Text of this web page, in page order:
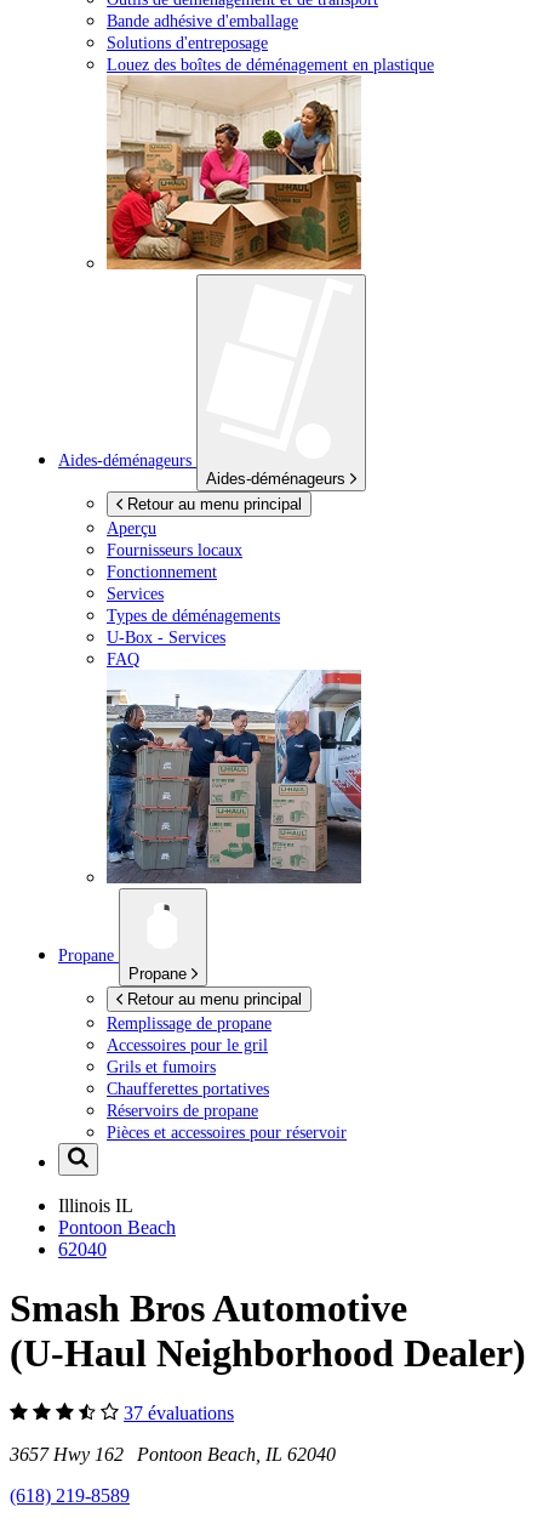
Bande adhésive d'emballage
Solutions d'entreposage
Louez des boîtes de déménagement en plastique
Aides-déménageurs
Aides-déménageurs
Retour au menu principal
Aperçu
Fournisseurs locaux
Fonctionnement
Services
Types de déménagements
U-Box - Services
FAQ
Propane
Propane
Retour au menu principal
Remplissage de propane
Accessoires pour le gril
Grils et fumoirs
Chaufferettes portatives
Réservoirs de propane
Pièces et accessoires pour réservoir
Illinois IL
Pontoon Beach
62040
Smash Bros Automotive
(U-Haul Neighborhood Dealer)
37 évaluations
3657 Hwy 162 Pontoon Beach, IL 62040
(618) 219-8589